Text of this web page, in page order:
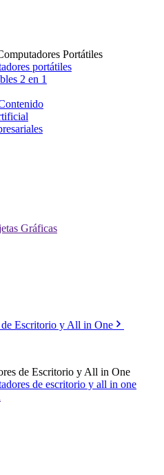
Portátiles
portátiles
2 en 1
Gráficas
de Escritorio y All in One
de Escritorio y All in One
de escritorio y all in one